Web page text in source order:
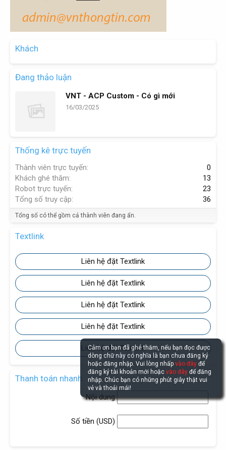
Khách
Đang thảo luận
VNT - ACP Custom - Có gì mới
16/03/2025
Thống kê trực tuyến
Thành viên trực tuyến
0
Khách ghé thăm
13
Robot trực tuyến
23
Tổng số truy cập
36
Tổng số có thể gồm cả thành viên đang ẩn.
Textlink
Liên hệ đặt Textlink
Liên hệ đặt Textlink
Liên hệ đặt Textlink
Liên hệ đặt Textlink
Liên hệ đặt Textlink
Thanh toán nhanh
Nội dung
Số tiền (USD)
Cảm ơn bạn đã ghé thăm, nếu bạn đọc được
dòng chữ này có nghĩa là bạn chưa đăng ký
hoặc đăng nhập. Vui lòng nhấpvào đây để
đăng ký tài khoản mới hoặcvào đây để đăng
nhập. Chúc bạn có những phút giây thật vui
vẻ và thoải mái!